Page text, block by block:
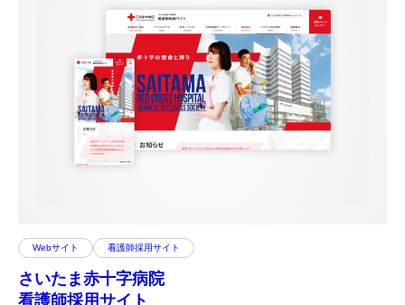
Webサイト 看護師採用サイト
さいたま赤十字病院
看護師採用サイト